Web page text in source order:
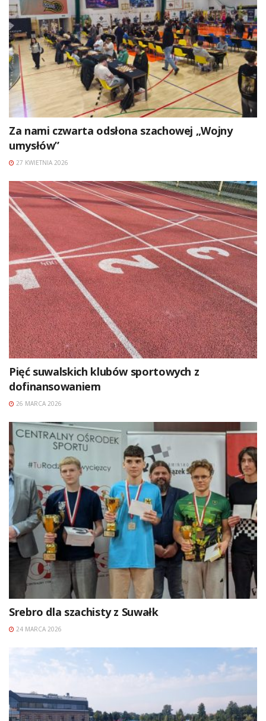
Za nami czwarta odsłona szachowej „Wojny
umysłów”
27 KWIETNIA 2026
Pięć suwalskich klubów sportowych z
dofinansowaniem
26 MARCA 2026
Srebro dla szachisty z Suwałk
24 MARCA 2026